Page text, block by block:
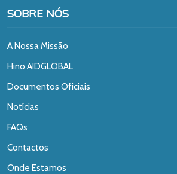
SOBRE NÓS
A Nossa Missão
Hino AIDGLOBAL
Documentos Oficiais
Notícias
FAQs
Contactos
Onde Estamos